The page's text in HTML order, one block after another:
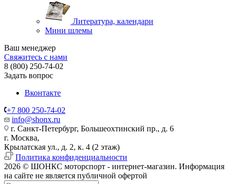
Литература, календари
Мини шлемы
Ваш менеджер
Свяжитесь с нами
8 (800) 250-74-02
Задать вопрос
Вконтакте
+7 800 250-74-02
info@shonx.ru
г. Санкт-Петербург, Большеохтинский пр., д. 6
г. Москва,
Крылатская ул., д. 2, к. 4 (2 этаж)
Политика конфиденциальности
2026 © ШОНКС моторспорт - интернет-магазин. Информация
на сайте не является публичной офертой